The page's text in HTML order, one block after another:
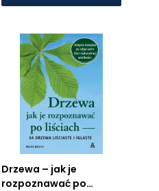
Drzewa – jak je
rozpoznawać po